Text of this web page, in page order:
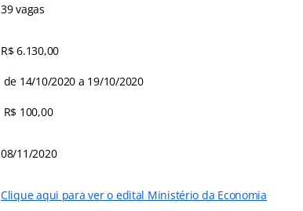
39 vagas
R$ 6.130,00
de 14/10/2020 a 19/10/2020
R$ 100,00
08/11/2020
Clique aqui para ver o edital Ministério da Economia